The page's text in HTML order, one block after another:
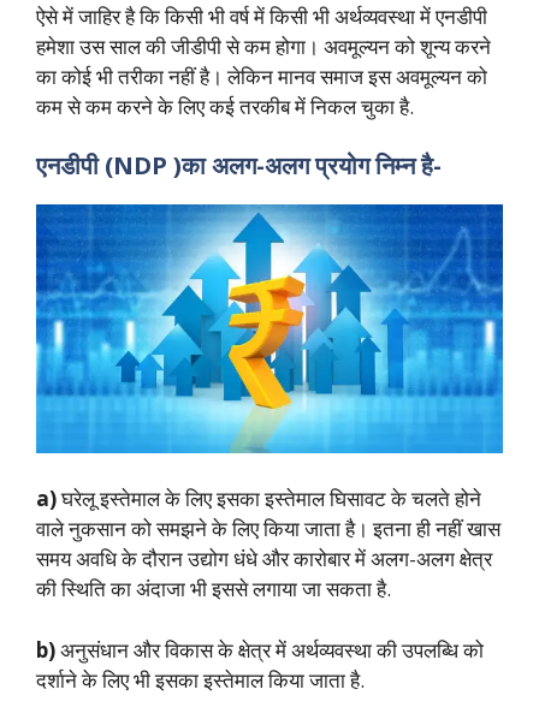
ऐसे में जाहिर है कि किसी भी वर्ष में किसी भी अर्थव्यवस्था में एनडीपी
हमेशा उस साल की जीडीपी से कम होगा। अवमूल्यन को शून्य करने
का कोई भी तरीका नहीं है। लेकिन मानव समाज इस अवमूल्यन को
कम से कम करने के लिए कई तरकीब में निकल चुका है.
एनडीपी (NDP )का अलग-अलग प्रयोग निम्न है-
a)घरेलू इस्तेमाल के लिए इसका इस्तेमाल घिसावट के चलते होने
वाले नुकसान को समझने के लिए किया जाता है। इतना ही नहीं खास
समय अवधि के दौरान उद्योग धंधे और कारोबार में अलग-अलग क्षेत्र
की स्थिति का अंदाजा भी इससे लगाया जा सकता है.
b)अनुसंधान और विकास के क्षेत्र में अर्थव्यवस्था की उपलब्धि को
दर्शाने के लिए भी इसका इस्तेमाल किया जाता है.